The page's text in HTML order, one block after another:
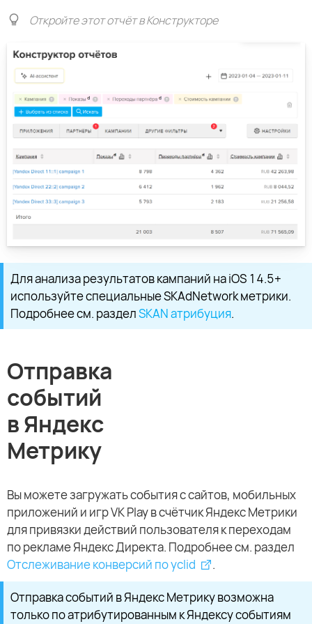
Откройте этот отчёт в Конструкторе
Для анализа результатов кампаний на iOS 14.5+
используйте специальные SKAdNetwork метрики.
Подробнее см. разделSKAN атрибуция.
Отправка
событий
в Яндекс
Метрику
Вы можете загружать события с сайтов, мобильных
приложений и игр VK Play в счётчик Яндекс Метрики
для привязки действий пользователя к переходам
по рекламе Яндекс Директа. Подробнее см. раздел
Отслеживание конверсий по yclid
.
Отправка событий в Яндекс Метрику возможна
только по атрибутированным к Яндексу событиям